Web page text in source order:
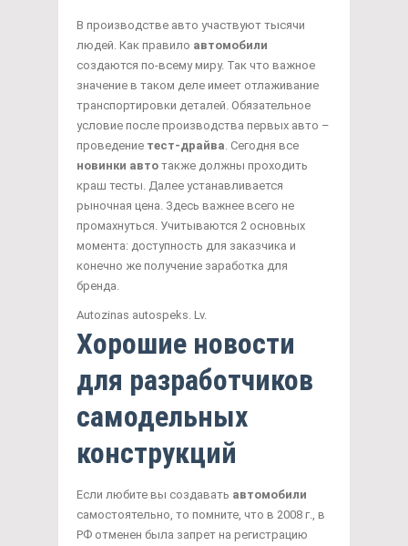
В производстве авто участвуют тысячи
людей. Как правило автомобили
создаются по-всему миру. Так что важное
значение в таком деле имеет отлаживание
транспортировки деталей. Обязательное
условие после производства первых авто –
проведение тест-драйва . Сегодня все
новинки авто также должны проходить
краш тесты. Далее устанавливается
рыночная цена. Здесь важнее всего не
промахнуться. Учитываются 2 основных
момента: доступность для заказчика и
конечно же получение заработка для
бренда.
Autozinas autospeks. Lv.
Хорошие новости
для разработчиков
самодельных
конструкций
Если любите вы создавать автомобили
самостоятельно, то помните, что в 2008 г., в
РФ отменен была запрет на регистрацию